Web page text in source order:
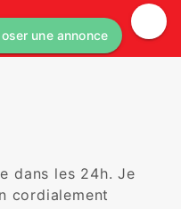
une annonce
dans les 24h. Je
cordialement